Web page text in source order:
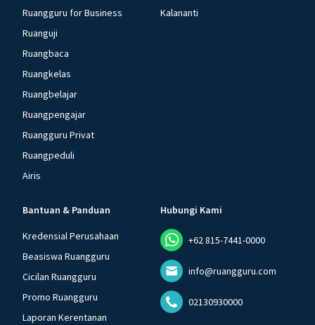
Ruangguru for Business
Ruanguji
Ruangbaca
Ruangkelas
Ruangbelajar
Ruangpengajar
Ruangguru Privat
Ruangpeduli
Airis
Kalananti
Bantuan & Panduan
Kredensial Perusahaan
Beasiswa Ruangguru
Cicilan Ruangguru
Promo Ruangguru
Laporan Kerentanan
Hubungi Kami
+62 815-7441-0000
info@ruangguru.com
02130930000